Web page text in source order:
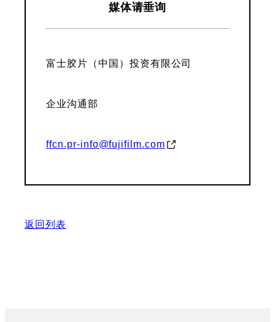
媒体请垂询
富士胶片（中国）投资有限公司
企业沟通部
ffcn.pr-info@fujifilm.com
返回列表